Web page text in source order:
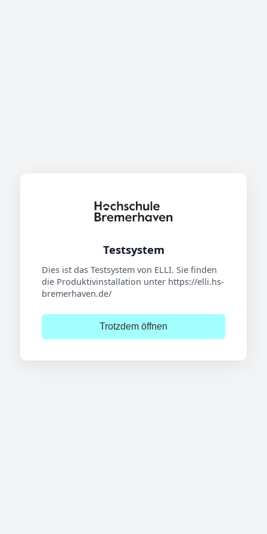
Testsystem
Dies ist das Testsystem von ELLI. Sie finden
die Produktivinstallation unter https://elli.hs-
bremerhaven.de/
Trotzdem öffnen